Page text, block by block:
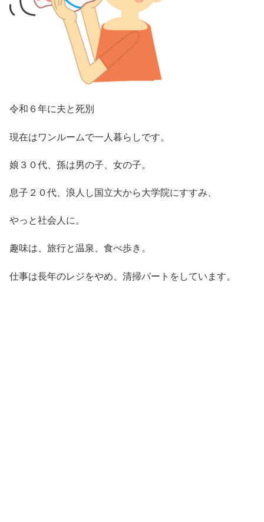
令和６年に夫と死別
現在はワンルームで一人暮らしです。
娘３０代、孫は男の子、女の子。
息子２０代、浪人し国立大から大学院にすすみ、
やっと社会人に。
趣味は、旅行と温泉、食べ歩き。
仕事は長年のレジをやめ、清掃パートをしています。